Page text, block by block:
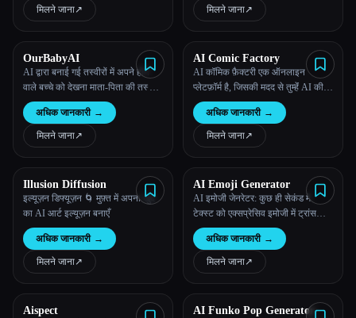
मिलने जाना↗︎ मिलने जाना↗︎
OurBabyAI
AI द्वारा बनाई गई तस्वीरों में अपने होने
वाले बच्चे को देखना माता-पिता की तस्वीरों
या 4D अल्ट्रासाउंड स्कैन के साथ
अधिक जानकारी →
मिलने जाना↗︎
AI Comic Factory
AI कॉमिक फ़ैक्टरी एक ऑनलाइन
प्लेटफ़ॉर्म है, जिसकी मदद से तुम्हेंं AI की
मदद से अपनी कॉमिक्स बनाने की सुविधा
देता है।अधिक जानकारी →
मिलने जाना↗︎
Illusion Diffusion
इल्यूज़न डिफ्यूज़न 🌀 मुफ़्त में अपना खुद
का AI आर्ट इल्यूज़न बनाएँ
अधिक जानकारी →
मिलने जाना↗︎
AI Emoji Generator
AI इमोजी जेनरेटर: कुछ ही सेकंड में
टेक्स्ट को एक्सप्रेसिव इमोजी में ट्रांसफ़ॉर्म
करना।
अधिक जानकारी →
मिलने जाना↗︎
Aispect AI Funko Pop Generator